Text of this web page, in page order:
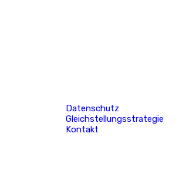
Datenschutz
Gleichstellungsstrategie
Kontakt